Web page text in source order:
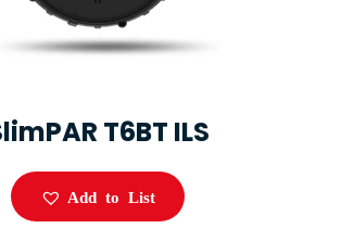
T6BT ILS
Add to List